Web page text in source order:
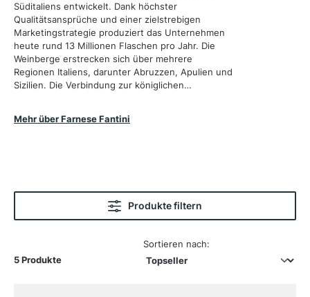
Süditaliens entwickelt. Dank höchster
Qualitätsansprüche und einer zielstrebigen
Marketingstrategie produziert das Unternehmen
heute rund 13 Millionen Flaschen pro Jahr. Die
Weinberge erstrecken sich über mehrere
Regionen Italiens, darunter Abruzzen, Apulien und
Sizilien. Die Verbindung zur königlichen
von Farnese Fantini zeichnen sich durch eine
Mehr über Farnese Fantini
Produkte filtern
5 Produkte
Sortieren nach: